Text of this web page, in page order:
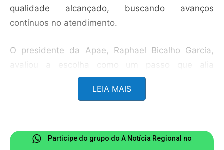
qualidade alcançado, buscando avanços
contínuos no atendimento.
O presidente da Apae, Raphael Bicalho Garcia,
continuidade e renovação. Segundo ele, a
experiência de Jacqueline dentro da instituição é
também agradeceu à ex-diretora pela dedicação
LEIA MAIS
Participe do grupo do A Notícia Regional no